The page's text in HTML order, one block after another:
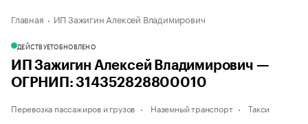
Главная ИП Зажигин Алексей Владимирович
ДЕЙСТВУЕТОБНОВЛЕНО
ИП Зажигин Алексей Владимирович —
ОГРНИП: 314352828800010
Перевозка пассажиров и грузов Наземный транспорт Такси